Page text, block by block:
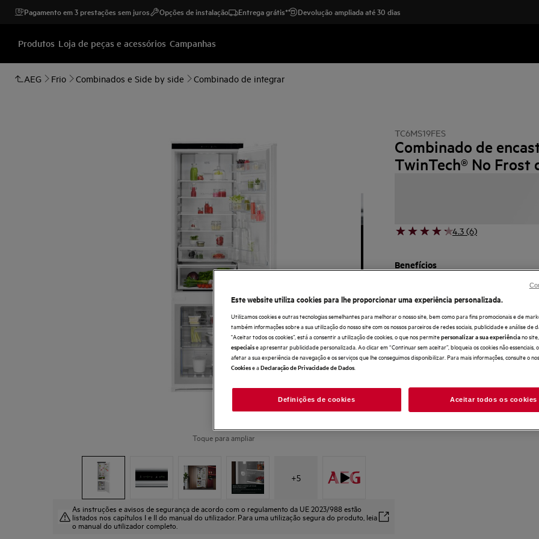
Pagamento em 3 prestações sem juros Opções de instalação Entrega grátis* Devolução ampliada até 30 dias
Produtos Loja de peças e acessórios Campanhas
AEG Frio Combinados e Side by side Combinado de integrar
Toque para ampliar
+5
As instruções e avisos de segurança de acordo com o regulamento da UE 2023/988 estão
listados nos capítulos I e II do manual do utilizador. Para uma utilização segura do produto, leia
o manual do utilizador completo.
TC6MS19FES
Combinado de
TwinTech® No Frost
4.3 (6)
Benefícios
O combinado AEG 6000 TwinTech®
TwinTech® Total No Frost ajuda a
Os novos frigoríficos com 70% do
Este website utiliza cookies para lhe proporcionar uma experiência personalizada.
Utilizamos cookies e outras tecnologias semelhantes para melhorar o nosso site, bem como para fins promocionais e de
também informações sobre a sua utilização do nosso site com os nossos parceiros de redes sociais, publicidade e análise de
"Aceitar todos os cookies”, está a consentir a utilização de cookies, o que nos permitepersonalizar a sua experiênciano
especiaise apresentar publicidade personalizada. Ao clicar em “Continuar sem aceitar”, bloqueia os cookies não essenciais,
afetar a sua experiência de navegação e os serviços que lhe conseguimos disponibilizar. Para mais informações, consulte o
Cookiese aDeclaração de Privacidade de Dados
Definições de cookies Aceitar todos os cookies